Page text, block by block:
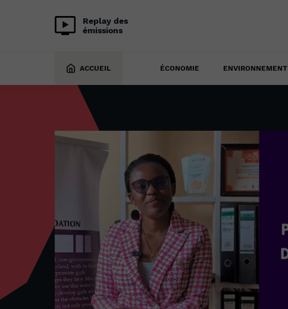
Replay des
émissions
ACCUEIL ÉCONOMIE ENVIRONNEMENT